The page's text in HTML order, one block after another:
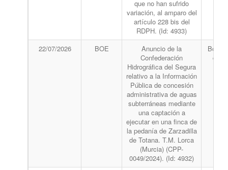
que no han sufrido
variación, al amparo del
artículo 228 bis del
RDPH. (Id: 4933)
22/07/2026 BOE
Anuncio de la
Confederación
Hidrográfica del Segura
relativo a la Información
Pública de concesión
administrativa de aguas
subterráneas mediante
una captación a
ejecutar en una finca de
la pedanía de Zarzadilla
de Totana. T.M. Lorca
(Murcia) (CPP-
0049/2024). (Id: 4932)
del